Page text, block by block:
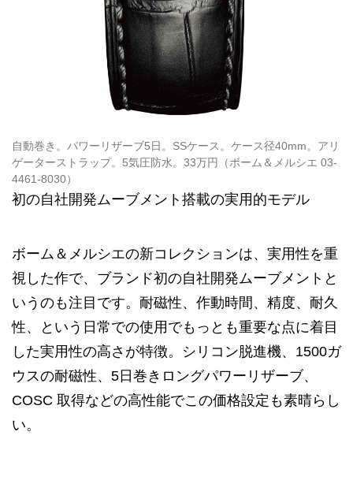
自動巻き。パワーリザーブ5日。SSケース。ケース径40mm。アリ
ゲーターストラップ。5気圧防水。33万円（ボーム＆メルシエ 03-
4461-8030）
初の自社開発ムーブメント搭載の実用的モデル
ボーム＆メルシエの新コレクションは、実用性を重
視した作で、ブランド初の自社開発ムーブメントと
いうのも注目です。耐磁性、作動時間、精度、耐久
性、という日常での使用でもっとも重要な点に着目
した実用性の高さが特徴。シリコン脱進機、1500ガ
ウスの耐磁性、5日巻きロングパワーリザーブ、
COSC 取得などの高性能でこの価格設定も素晴らし
い。